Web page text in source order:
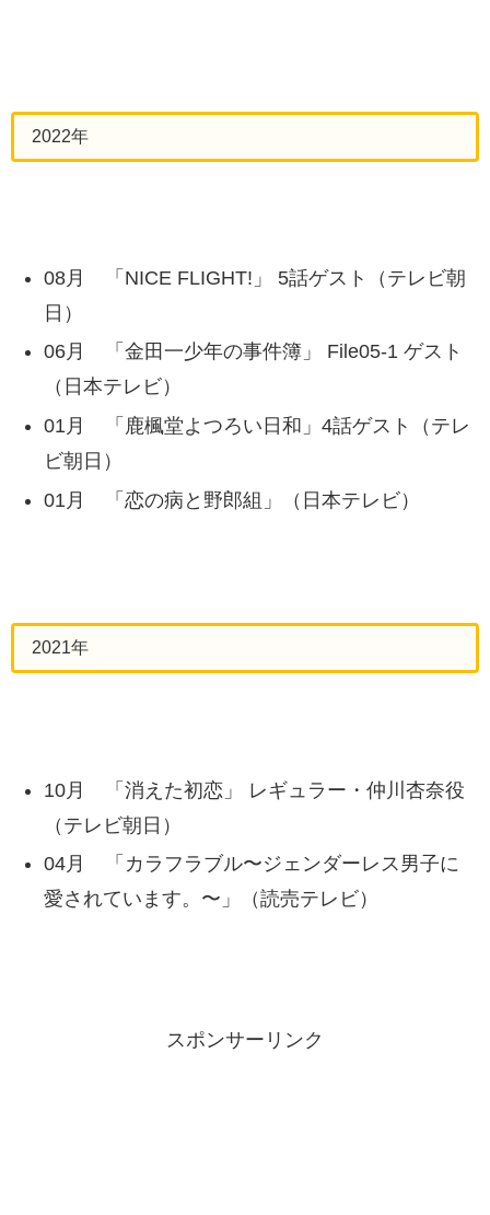
2022年
08月 「NICE FLIGHT!」 5話ゲスト（テレビ朝
日）
06月 「金田一少年の事件簿」 File05-1 ゲスト
（日本テレビ）
01月 「鹿楓堂よつろい日和」4話ゲスト（テレ
ビ朝日）
01月 「恋の病と野郎組」（日本テレビ）
2021年
10月 「消えた初恋」 レギュラー・仲川杏奈役
（テレビ朝日）
04月 「カラフラブル〜ジェンダーレス男子に
愛されています。〜」（読売テレビ）
スポンサーリンク